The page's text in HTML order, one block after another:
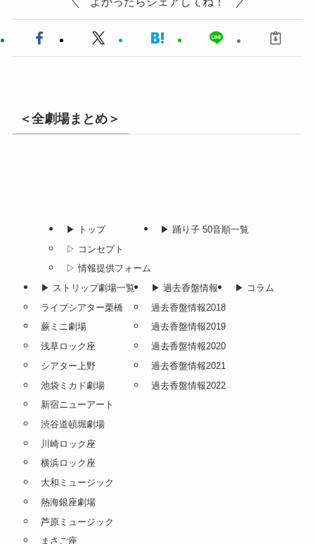
＜全劇場まとめ＞
▶︎ トップ
▷ コンセプト
▷ 情報提供フォーム
▶︎ 踊り子 50音順一覧
▶︎ ストリップ劇場一覧
ライブシアター栗橋
蕨ミニ劇場
浅草ロック座
シアター上野
池袋ミカド劇場
新宿ニューアート
渋谷道頓堀劇場
川崎ロック座
横浜ロック座
大和ミュージック
熱海銀座劇場
芦原ミュージック
まさご座
▶︎ 過去香盤情報
過去香盤情報2018
過去香盤情報2019
過去香盤情報2020
過去香盤情報2021
過去香盤情報2022
▶︎ コラム